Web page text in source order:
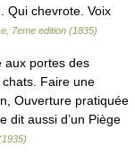
Qui chevrote. Voix
7eme edition (1835)
aux portes des
Faire une
Ouverture pratiquée
dit aussi d’un Piège